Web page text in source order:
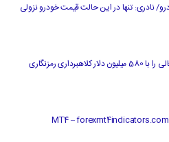
نادری: تنها در این حالت قیمت خودرو نزولی
مقامات تایلندی ملی پرتغالی را با 580 میلیون دلار کلاهبرداری رمزنگاری